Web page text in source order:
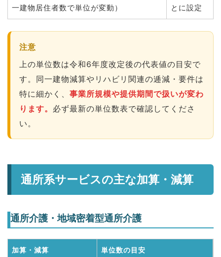
一建物居住者数で単位が変動）
とに設定
注意
上の単位数は令和6年度改定後の代表値の目安で
す。同一建物減算やリハビリ関連の逓減・要件は
特に細かく、 事業所規模や提供期間で扱いが変わ
ります。 必ず最新の単位数表で確認してくださ
い。
通所系サービスの主な加算・減算
通所介護・地域密着型通所介護
加算・減算 単位数の目安